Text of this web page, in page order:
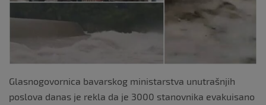
Glasnogovornica bavarskog ministarstva unutrašnjih
poslova danas je rekla da je 3000 stanovnika evakuisano